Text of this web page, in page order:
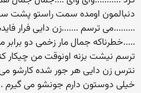
دنبالمون اومده سمت راستو پشت
.........می ترسم .......زن دایی فرار
.....خطرناکه جمال مار زخمی دو
ترسم نیشت بزنه اونوقت من چیکار
نترس زن دایی هر جور شده کارشو
خیلی دوستون دارم جونشو می گیرم